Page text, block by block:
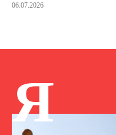
06.07.2026
Я